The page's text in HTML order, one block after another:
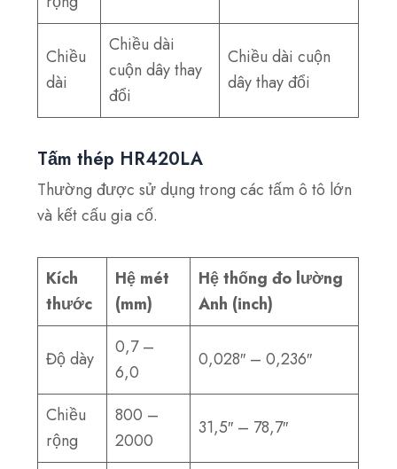
Chiều
dài
Chiều dài
cuộn dây thay
đổi
Chiều dài cuộn
dây thay đổi
Tấm thép HR420LA
Thường được sử dụng trong các tấm ô tô lớn
và kết cấu gia cố.
Kích
thước
Hệ mét
(mm)
Hệ thống đo lường
Anh (inch)
Độ dày
0,7 –
6,0
0,028″ – 0,236″
Chiều
rộng
800 –
2000
31,5″ – 78,7″